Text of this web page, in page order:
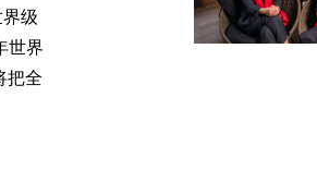
级
世界
把全